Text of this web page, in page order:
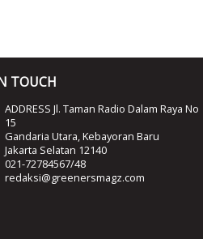
TOUCH
ADDRESS Jl. Taman Radio Dalam Raya No
15
Gandaria Utara, Kebayoran Baru
Jakarta Selatan 12140
021-72784567/48
redaksi@greenersmagz.com